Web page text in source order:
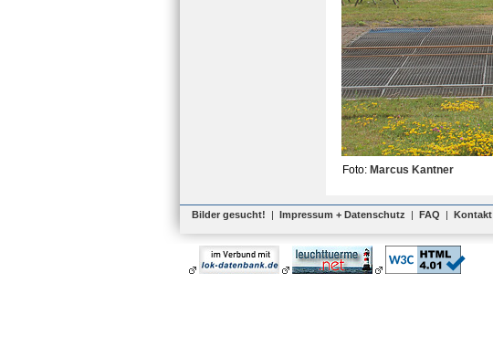
Foto: Marcus Kantner
Bilder gesucht! | Impressum + Datenschutz | FAQ | Kontakt